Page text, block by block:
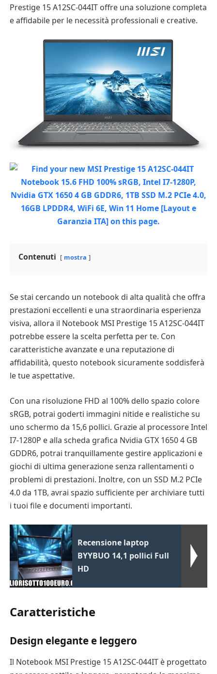
Prestige 15 A12SC-044IT offre una soluzione completa
e affidabile per le necessità professionali e creative.
Contenuti mostra
Se stai cercando un notebook di alta qualità che offra
prestazioni eccellenti e una straordinaria esperienza
visiva, allora il Notebook MSI Prestige 15 A12SC-044IT
potrebbe essere la scelta perfetta per te. Con
caratteristiche avanzate e una reputazione di
affidabilità, questo notebook sicuramente soddisferà
le tue aspettative.
Con una risoluzione FHD al 100% dello spazio colore
sRGB, potrai goderti immagini nitide e realistiche su
uno schermo da 15,6 pollici. Grazie al processore Intel
I7-1280P e alla scheda grafica Nvidia GTX 1650 4 GB
GDDR6, potrai tranquillamente gestire applicazioni e
giochi di ultima generazione senza rallentamenti o
problemi di prestazioni. Inoltre, con un SSD M.2 PCIe
4.0 da 1TB, avrai spazio sufficiente per archiviare tutti
i tuoi file e documenti importanti.
Recensione laptop
BYYBUO 14,1 pollici Full
HD
Caratteristiche
Design elegante e leggero
Il Notebook MSI Prestige 15 A12SC-044IT è progettato